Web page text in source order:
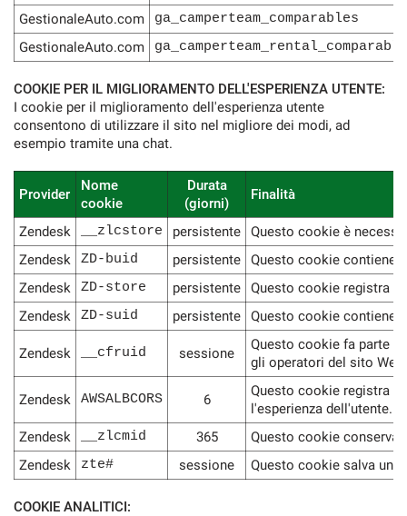
GestionaleAuto.com ga_camperteam_comparables
GestionaleAuto.com
COOKIE PER IL MIGLIORAMENTO DELL'ESPERIENZA UTENTE:
I cookie per il miglioramento dell'esperienza utente
consentono di utilizzare il sito nel migliore dei modi, ad
esempio tramite una chat.
Provider
Nome
cookie
Durata
(giorni)
Finalità
Zendesk __zlcstore persistente
Questo cookie è
Zendesk
ZD-buid persistente
Questo cookie contiene
Zendesk
ZD-store persistente
Questo cookie registra
Zendesk
ZD-suid persistente Questo cookie contiene
Zendesk __cfruid sessione
Questo cookie fa parte
gli operatori del sito Web.
Zendesk AWSALBCORS 6
Questo cookie registra
l'esperienza dell'utente.
Zendesk
__zlcmid 365
Questo cookie conserva
Zendesk
zte# sessione Questo cookie salva un
COOKIE ANALITICI: